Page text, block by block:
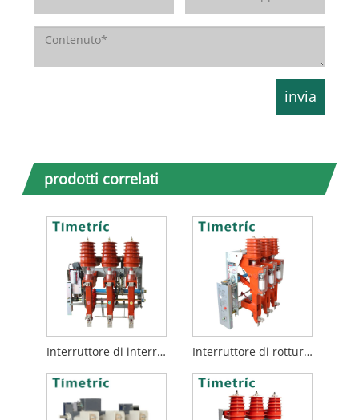
prodotti correlati
Interruttore di interruzione del carico CA Interruttore di rottura del carico